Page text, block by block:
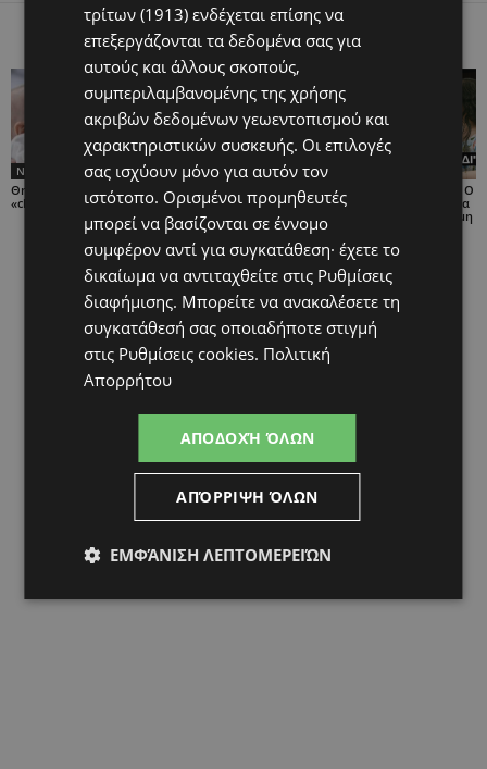
ΠΑΡΟΜΟΙΑ ΑΡΘΡΑ ΠΕΡΙΣΣΟΤΕΡΑ ΑΠΟ ΤΟΝ ΔΗΜΙΟΥΡΓΟ
News
Θηλασμός: Τι είναι το
«cluster feeding»;
News
Διαδίκτυο: Η ψηφιακή
ζωή των παιδιών μέσα
στο «μαύρο κουτί» των
αλγορίθμων – Οι
κίνδυνοι πίσω από τα
κλικ
«ΧΡΩΜΑΤΑ ΖΩΗΣ» | Ο
Γιάννης Σπανός μιλά για
τη μαγεία και τη δύναμη
του παιδικού θεάτρου
τρίτων (1913) ενδέχεται επίσης να
επεξεργάζονται τα δεδομένα σας για
αυτούς και άλλους σκοπούς,
συμπεριλαμβανομένης της χρήσης
ακριβών δεδομένων γεωεντοπισμού και
χαρακτηριστικών συσκευής. Οι επιλογές
σας ισχύουν μόνο για αυτόν τον
ιστότοπο. Ορισμένοι προμηθευτές
μπορεί να βασίζονται σε έννομο
συμφέρον αντί για συγκατάθεση· έχετε το
δικαίωμα να αντιταχθείτε στις Ρυθμίσεις
διαφήμισης. Μπορείτε να ανακαλέσετε τη
συγκατάθεσή σας οποιαδήποτε στιγμή
στις Ρυθμίσεις cookies. Πολιτική
Απορρήτου
ΑΠΟΔΟΧΉ ΌΛΩΝ
ΑΠΌΡΡΙΨΗ ΌΛΩΝ
ΕΜΦΆΝΙΣΗ ΛΕΠΤΟΜΕΡΕΙΏΝ